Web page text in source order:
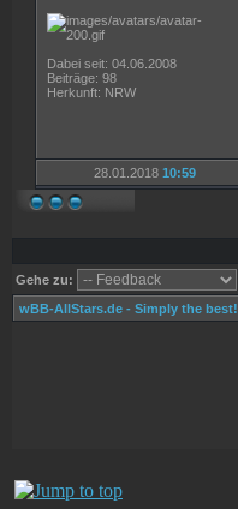
Dabei seit: 04.06.2008
Beiträge: 98
Herkunft: NRW
28.01.2018 10:59
Gehe zu:
wBB-AllStars.de - Simply the best!